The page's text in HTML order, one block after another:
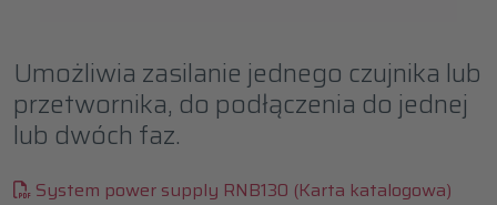
Umożliwia zasilanie jednego czujnika lub
przetwornika, do podłączenia do jednej
lub dwóch faz.
System power supply RNB130 (Karta katalogowa)